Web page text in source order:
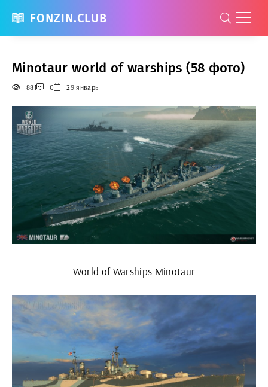
FONZIN.CLUB
Minotaur world of warships (58 фото)
881 0 29 январь
World of Warships Minotaur